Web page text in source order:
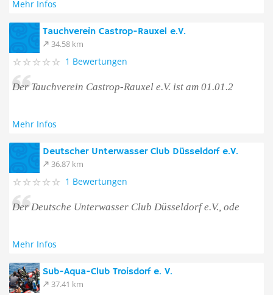
Mehr Infos
Tauchverein Castrop-Rauxel e.V.
34.58 km
1 Bewertungen
Der Tauchverein Castrop-Rauxel e.V. ist am 01.01.2
Mehr Infos
Deutscher Unterwasser Club Düsseldorf e.V.
36.87 km
1 Bewertungen
Der Deutsche Unterwasser Club Düsseldorf e.V., ode
Mehr Infos
Sub-Aqua-Club Troisdorf e. V.
37.41 km